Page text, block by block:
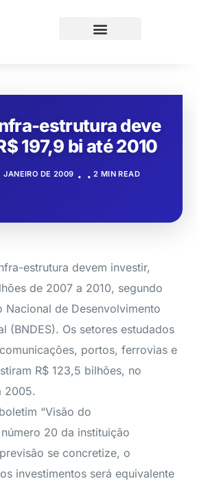
estrutura deve
197,9 bi até 2010
JANEIRO DE 2009 2 MIN READ
estrutura devem investir,
de 2007 a 2010, segundo
Nacional de Desenvolvimento
(BNDES). Os setores estudados
portos, ferrovias e
R$ 123,5 bilhões, no
2005.
“Visão do
20 da instituição
se concretize, o
investimentos será equivalente